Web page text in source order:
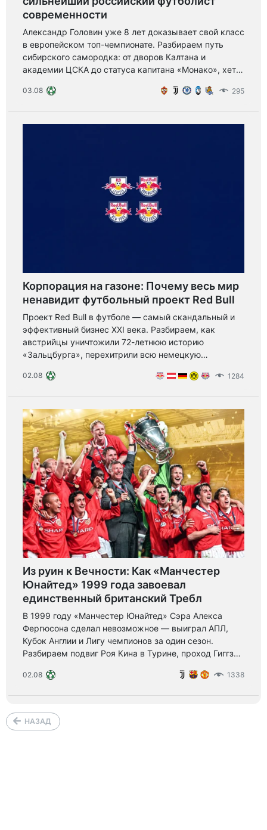
современности
Александр Головин уже 8 лет доказывает свой класс
в европейском топ-чемпионате. Разбираем путь
сибирского самородка: от дворов Калтана и
академии ЦСКА до статуса капитана «Монако», хет-
03.08 295
Корпорация на газоне: Почему весь мир
ненавидит футбольный проект Red Bull
Проект Red Bull в футболе — самый скандальный и
эффективный бизнес XXI века. Разбираем, как
австрийцы уничтожили 72-летнюю историю
«Зальцбурга», перехитрили всю немецкую
почему фанаты бросают на поле отрубленные головы
02.08 1284
Из руин к Вечности: Как «Манчестер
Юнайтед» 1999 года завоевал
единственный британский Требл
В 1999 году «Манчестер Юнайтед» Сэра Алекса
Фергюсона сделал невозможное — выиграл АПЛ,
Кубок Англии и Лигу чемпионов за один сезон.
Разбираем подвиг Роя Кина в Турине, проход Гиггза
02.08 1338
НАЗАД